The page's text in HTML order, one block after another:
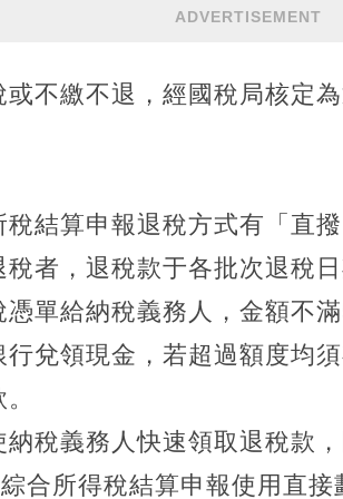
ADVERTISEMENT
不繳不退，經國稅局核定
結算申報退稅方式有「直
者，退稅款于各批次退稅
單給納稅義務人，金額不
兌領現金，若超過額度均
稅義務人快速領取退稅款
合所得稅結算申報使用直